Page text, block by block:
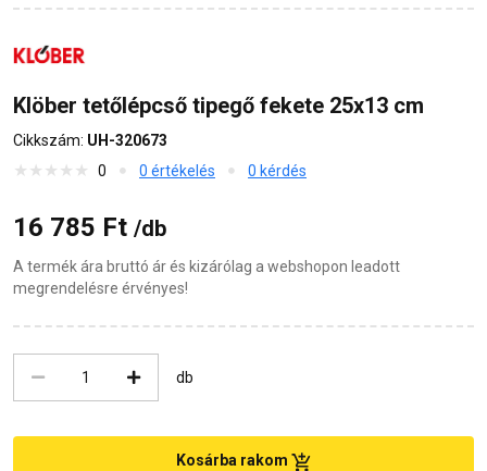
Klöber tetőlépcső tipegő fekete 25x13 cm
Cikkszám: UH-320673
0
0 értékelés 0 kérdés
16 785 Ft /db
A termék ára bruttó ár és kizárólag a webshopon leadott
megrendelésre érvényes!
db
Kosárba rakom